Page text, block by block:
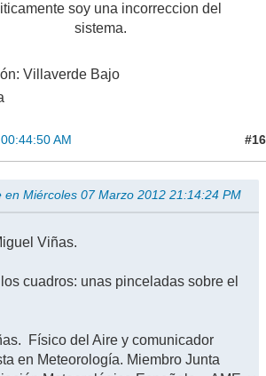
soy una incorreccion del
sistema.
Villaverde Bajo
AM #16
en Miércoles 07 Marzo 2012 21:14:24 PM
Viñas.
cuadros: unas pinceladas sobre el
Físico del Aire y comunicador
en Meteorología. Miembro Junta